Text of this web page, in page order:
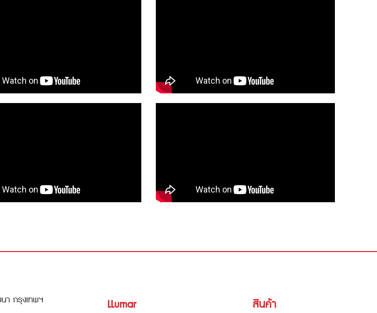
า กรุงเทพฯ
LLumar สินค้า